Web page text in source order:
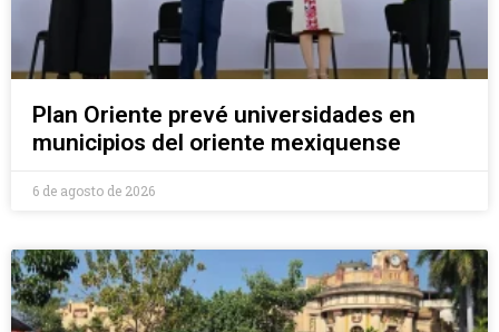
Plan Oriente prevé universidades en
municipios del oriente mexiquense
6 de agosto de 2026